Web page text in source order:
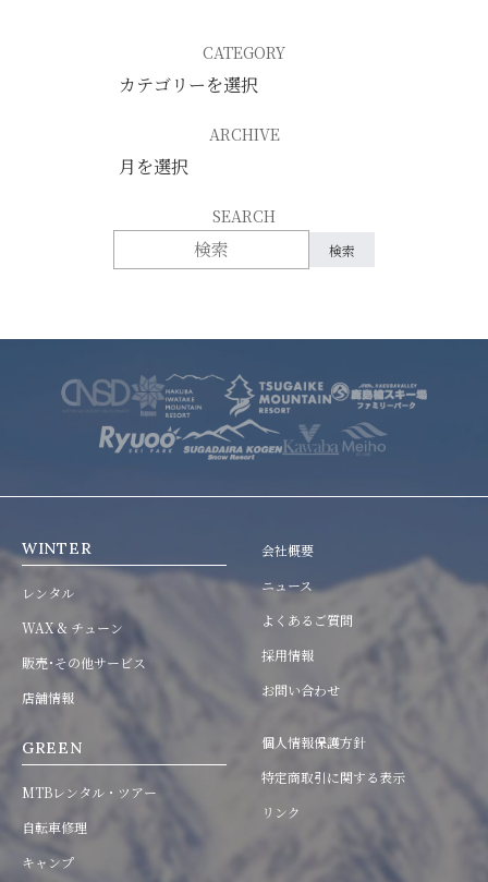
CATEGORY
ARCHIVE
SEARCH
WINTER
レンタル
WAX & チューン
販売･その他サービス
店舗情報
GREEN
MTBレンタル・ツアー
自転車修理
キャンプ
会社概要
ニュース
よくあるご質問
採用情報
お問い合わせ
個人情報保護方針
特定商取引に関する表示
リンク